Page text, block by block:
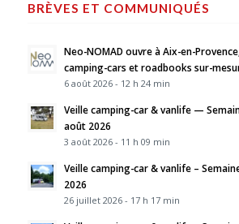
BRÈVES ET COMMUNIQUÉS
Neo-NOMAD ouvre à Aix-en-
camping-cars et roadbooks sur-
6 août 2026 - 12 h 24 min
Veille camping-car & vanlife —
août 2026
3 août 2026 - 11 h 09 min
Veille camping-car & vanlife –
2026
26 juillet 2026 - 17 h 17 min